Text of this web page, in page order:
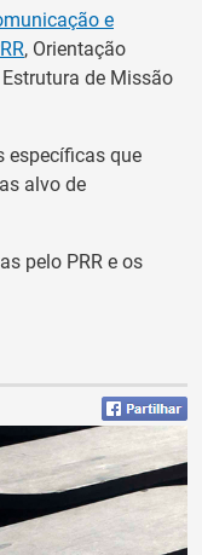
e
, Orientação
de Missão
específicas que
alvo de
pelo PRR e os